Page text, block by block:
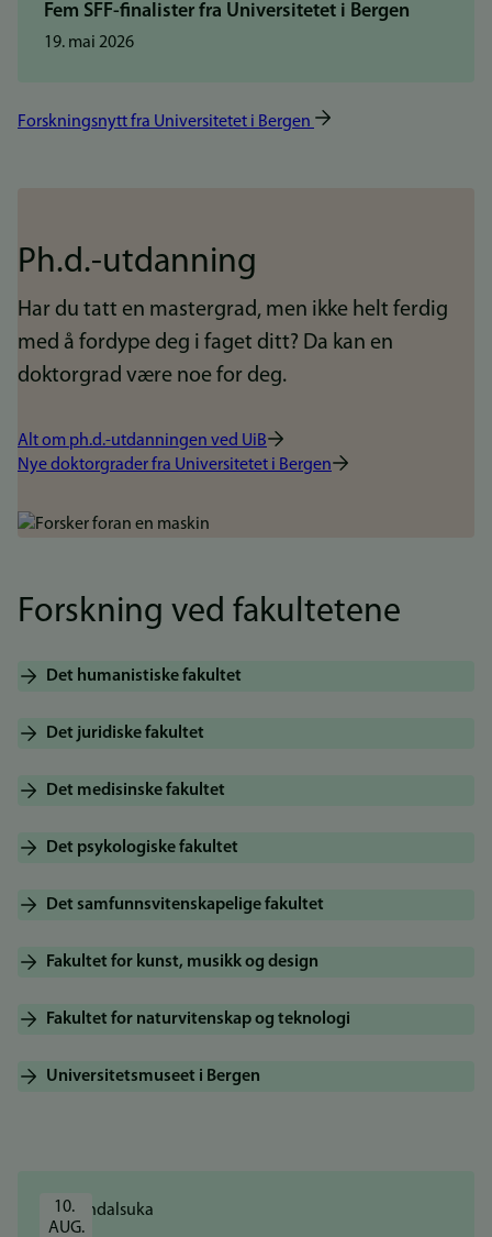
Fem SFF-finalister fra Universitetet i Bergen
19. mai 2026
Forskningsnytt fra Universitetet i Bergen
Ph.d.-utdanning
Har du tatt en mastergrad, men ikke helt ferdig
med å fordype deg i faget ditt? Da kan en
doktorgrad være noe for deg.
Alt om ph.d.-utdanningen ved UiB
Nye doktorgrader fra Universitetet i Bergen
Bilde
Forskning ved fakultetene
Det humanistiske fakultet
Det juridiske fakultet
Det medisinske fakultet
Det psykologiske fakultet
Det samfunnsvitenskapelige fakultet
Fakultet for kunst, musikk og design
Fakultet for naturvitenskap og teknologi
Universitetsmuseet i Bergen
10.
AUG.